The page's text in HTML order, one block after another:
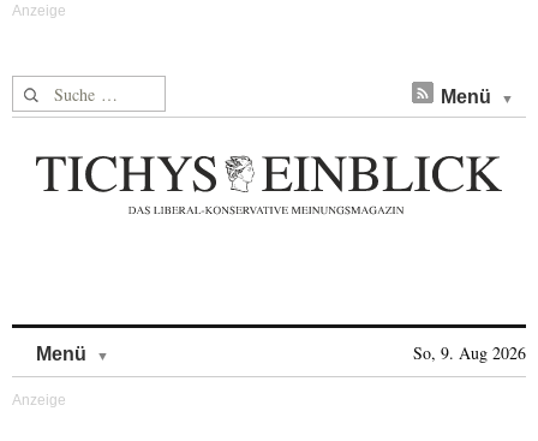
Suche nach: Menü
Menü So, 9. Aug 2026